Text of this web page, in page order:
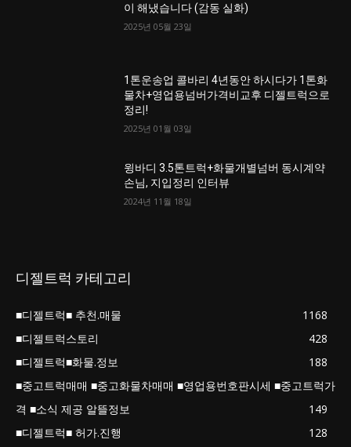
이 해냈습니다 (감동 실화)
2025년 05월 23일
1톤운송업 콜바리 4년동안 하시다가 1톤화
물차+영업용넘버가격비교후 디젤트럭으로
정리!
2025년 01월 03일
윙바디 3.5톤트럭+화물개별넘버 동시계약
손님, 지입정리 인터뷰
2024년 11월 18일
디젤트럭 카테고리
■디젤트럭■ 추천.매물
1168
■디젤트럭스토리
428
■디젤트럭■화물.정보
188
■중고트럭매매 ■중고화물차매매 ■영업용번호판시세 ■중고트럭가
격 ■소식 제공 알뜰정보
149
■디젤트럭■ 허가.진행
128